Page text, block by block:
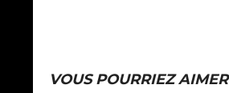
VOUS POURRIEZ AIMER